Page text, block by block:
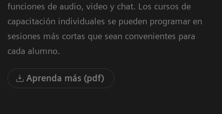
funciones de audio, video y chat. Los cursos de
capacitación individuales se pueden programar en
sesiones más cortas que sean convenientes para
cada alumno.
Aprenda más (pdf)